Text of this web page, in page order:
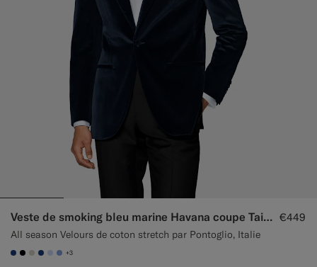
Veste de smoking bleu marine Havana coupe Tailored
All season Velours de coton stretch par Pontoglio, Italie
€449
#1C3D7A
#000000
#D7D1C3
#1C3D7A
#CCDCF9
#82A1DC
+3